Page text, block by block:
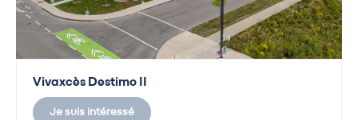
Vivaxcès Destimo II
Je suis intéressé